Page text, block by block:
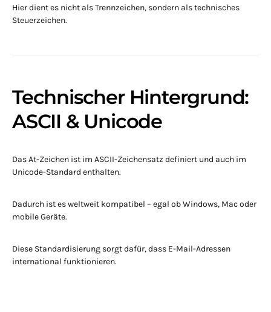
Hier dient es nicht als Trennzeichen, sondern als technisches
Steuerzeichen.
Technischer Hintergrund:
ASCII & Unicode
Das At-Zeichen ist im ASCII-Zeichensatz definiert und auch im
Unicode-Standard enthalten.
Dadurch ist es weltweit kompatibel – egal ob Windows, Mac oder
mobile Geräte.
Diese Standardisierung sorgt dafür, dass E-Mail-Adressen
international funktionieren.